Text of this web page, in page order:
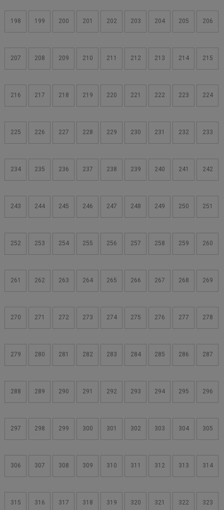
198 199 200 201 202 203 204 205 206
207 208 209 210 211 212 213 214 215
216 217 218 219 220 221 222 223 224
225 226 227 228 229 230 231 232 233
234 235 236 237 238 239 240 241 242
243 244 245 246 247 248 249 250 251
252 253 254 255 256 257 258 259 260
261 262 263 264 265 266 267 268 269
270 271 272 273 274 275 276 277 278
279 280 281 282 283 284 285 286 287
288 289 290 291 292 293 294 295 296
297 298 299 300 301 302 303 304 305
306 307 308 309 310 311 312 313 314
315 316 317 318 319 320 321 322 323